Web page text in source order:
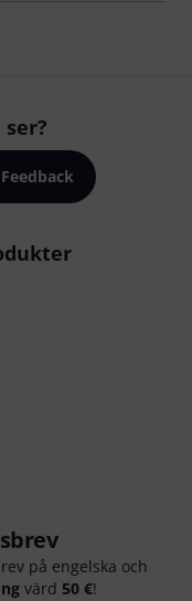
på engelska och
värd 50 €!